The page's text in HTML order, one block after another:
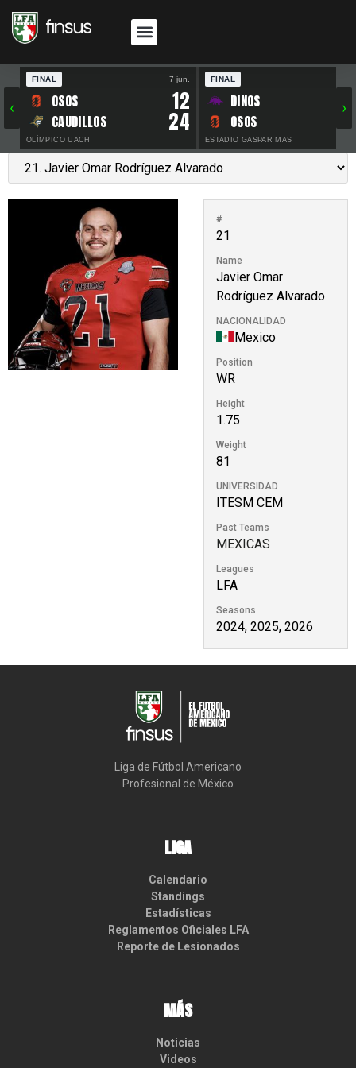
‹
FINAL 7 jun.
OSOS 12
CAUDILLOS 24
OLÍMPICO UACH
FINAL
DINOS
OSOS
ESTADIO GASPAR MAS
›
#
21
Name
Javier Omar
Rodríguez Alvarado
NACIONALIDAD
Mexico
Position
WR
Height
1.75
Weight
81
UNIVERSIDAD
ITESM CEM
Past Teams
MEXICAS
Leagues
LFA
Seasons
2024, 2025, 2026
Liga de Fútbol Americano
Profesional de México
LIGA
Calendario
Standings
Estadísticas
Reglamentos Oficiales LFA
Reporte de Lesionados
MÁS
Noticias
Videos